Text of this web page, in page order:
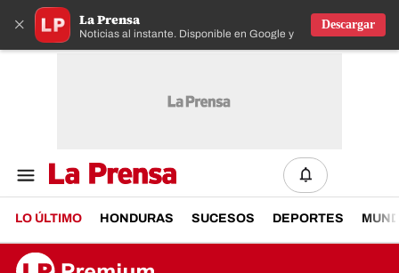
× La Prensa
Noticias al instante. Disponible en Google y IOS
Descargar
LO ÚLTIMO HONDURAS SUCESOS DEPORTES